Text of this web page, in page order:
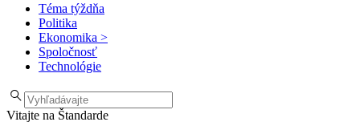
Téma týždňa
Politika
Ekonomika >
Spoločnosť
Technológie
Vitajte na Štandarde